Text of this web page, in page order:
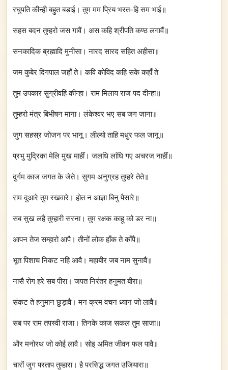
रघुपति कीन्ही बहुत बड़ाई। तुम मम प्रिय भरत-हि सम भाई॥
सहस बदन तुम्हरो जस गावैं। अस कहि श्रीपति कण्ठ लगावैं॥
सनकादिक ब्रह्मादि मुनीसा। नारद सारद सहित अहीसा॥
जम कुबेर दिगपाल जहाँ ते। कवि कोविद कहि सके कहाँ ते
तुम उपकार सुग्रीवहिं कीन्हा। राम मिलाय राज पद दीन्हा॥
तुम्हरो मंत्र बिभीषन माना। लंकेश्वर भए सब जग जाना॥
जुग सहस्र जोजन पर भानू। लील्यो ताहि मधुर फल जानू॥
प्रभु मुद्रिका मेलि मुख माहीं। जलधि लांघि गए अचरज नाहीं॥
दुर्गम काज जगत के जेते। सुगम अनुग्रह तुम्हरे तेते॥
राम दुआरे तुम रखवारे। होत न आज्ञा बिनु पैसारे॥
सब सुख लहै तुम्हारी सरना। तुम रक्षक काहू को डर ना॥
आपन तेज सम्हारो आपै। तीनों लोक हाँक ते काँपै॥
भूत पिशाच निकट नहिं आवै। महाबीर जब नाम सुनावै॥
नासै रोग हरे सब पीरा। जपत निरंतर हनुमत बीरा॥
संकट ते हनुमान छुड़ावै। मन क्रम वचन ध्यान जो लावै॥
सब पर राम तपस्वी राजा। तिनके काज सकल तुम साजा॥
और मनोरथ जो कोई लावै। सोइ अमित जीवन फल पावै॥
चारों जुग परताप तुम्हारा। है परसिद्ध जगत उजियारा॥